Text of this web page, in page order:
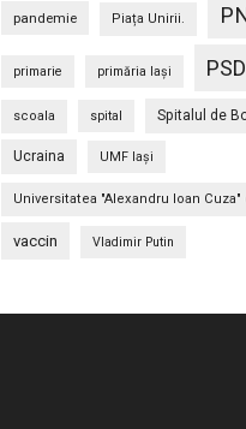
pandemie Piața Unirii.
primarie primăria Iași PSD
scoala spital Spitalul de
Ucraina UMF Iași
Universitatea "Alexandru Ioan Cuza"
vaccin Vladimir Putin